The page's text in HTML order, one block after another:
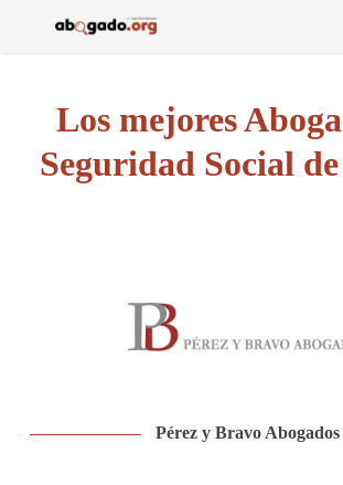
Los mejores
Seguridad Social
Pérez y Bravo Abogados